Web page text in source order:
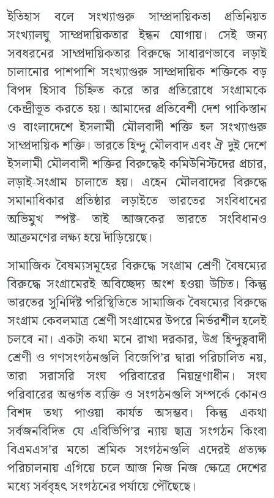
ইতিহাস বলে সংখ্যাগুরু সাম্প্রদায়িকতা প্রতিনিয়ত
সংখ্যালঘু সাম্প্রদায়িকতার ইন্ধন যোগায়। সেই জন্য
সবধরনের সাম্প্রদায়িকতার বিরুদ্ধে সাধারণভাবে লড়াই
চালানোর পাশপাশি সংখ্যাগুরু সাম্প্রদায়িক শক্তিকে বড়
বিপদ হিসাব চিহ্নিত করে তার প্রতিরোধে সংগ্রামকে
কেন্দ্রীভূত করতে হয়। আমাদের প্রতিবেশী দেশ পাকিস্তান
ও বাংলাদেশে ইসলামী মৌলবাদী শক্তি হল সংখ্যাগুরু
সাম্প্রদায়িক শক্তি। ভারতে হিন্দু মৌলবাদ এবং ঐ দুই দেশে
ইসলামী মৌলবাদী শক্তির বিরুদ্ধেই কমিউনিস্টদের প্রচার,
লড়াই-সংগ্রাম চালাতে হয়। এহেন মৌলবাদের বিরুদ্ধে
সমানাধিকার প্রতিষ্ঠার লড়াইতে ভারতের সংবিধানের
অভিমুখ স্পষ্ট- তাই আজকের ভারতে সংবিধানও
আক্রমণের লক্ষ্য হয়ে দাঁড়িয়েছে।
সামাজিক বৈষম্যসমূহের বিরুদ্ধে সংগ্রাম শ্রেণী বৈষম্যের
বিরুদ্ধে সংগ্রামেরই অবিচ্ছেদ্য অংশ হওয়া উচিত। কিন্তু
ভারতের সুনির্দিষ্ট পরিস্থিতিতে সামাজিক বৈষম্যের বিরুদ্ধে
সংগ্রাম কেবলমাত্র শ্রেণী সংগ্রামের উপরে নির্ভরশীল হলেই
চলবে না। একটা কথা মনে রাখা দরকার, উগ্র হিন্দুত্ববাদী
শ্রেণী ও গণসংগঠনগুলি বিজেপি’র দ্বারা পরিচালিত নয়,
তারা সরাসরি সংঘ পরিবারের নিয়ন্ত্রণাধীন। সংঘ
পরিবারের অন্তর্গত ব্যক্তি ও সংগঠনগুলি সম্পর্কে কোনও
বিশদ তথ্য পাওয়া কার্যত অসম্ভব। কিন্তু একথা
সর্বজনবিদিত যে এবিভিপি’র ন্যায় ছাত্র সংগঠন কিংবা
বিএমএস’র মতো শ্রমিক সংগঠনগুলি এদেরই প্রত্যক্ষ
পরিচালনায় এগিয়ে চলে আজ নিজ নিজ ক্ষেত্রে দেশের
মধ্যে সর্ববৃহৎ সংগঠনের পর্যায়ে পৌঁছেছে।